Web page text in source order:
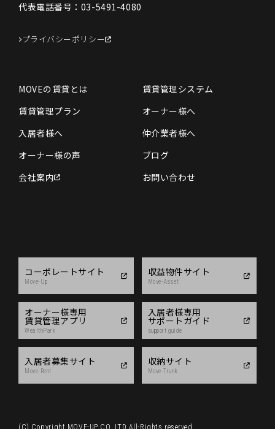
代表電話番号： 03-5491-4080
プライバシーポリシー
MOVEの賃貸とは
賃貸管理システム
賃貸管理プラン
オーナー様へ
入居者様へ
仲介業者様へ
オーナー様の声
ブログ
会社案内
お問い合わせ
コーポレートサイト
Move-Up
収益物件サイト
Move-Asset
オーナー様専用
賃貸管理アプリ
WealthPark
入居者様専用
サポートガイド
support guide
入居者募集サイト
Move-Rent
収納サイト
Move-Trunk
(C) Copyright MOVE-UP CO.,LTD All-Rights reserved